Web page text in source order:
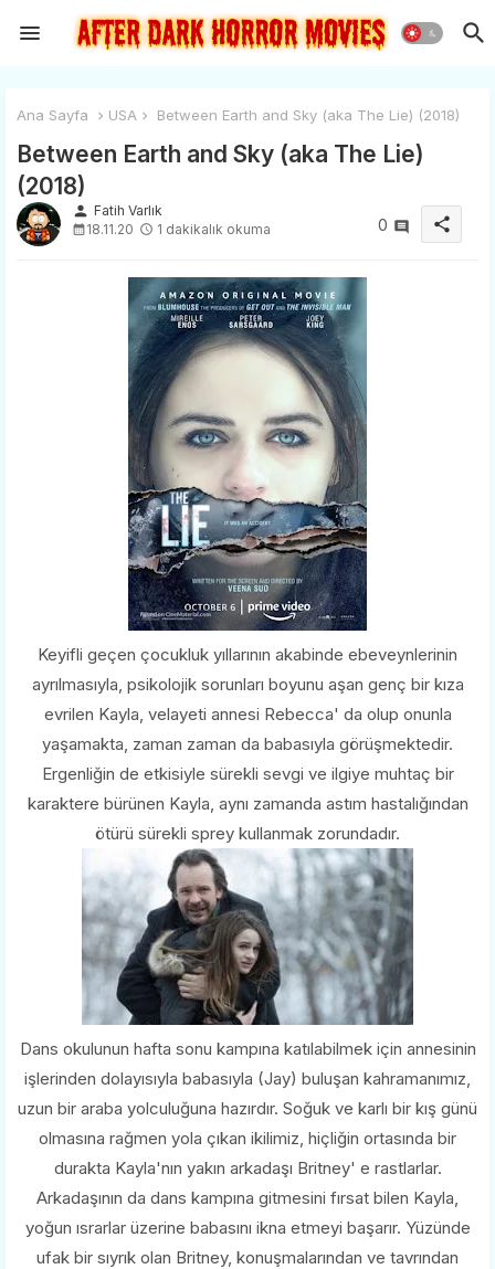
Ana Sayfa USA Between Earth and Sky (aka The Lie) (2018)
Between Earth and Sky (aka The Lie)
(2018)
person Fatih Varlık
18.11.20
1 dakikalık okuma 0 share
Keyifli geçen çocukluk yıllarının akabinde ebeveynlerinin
ayrılmasıyla, psikolojik sorunları boyunu aşan genç bir kıza
evrilen Kayla, velayeti annesi Rebecca' da olup onunla
yaşamakta, zaman zaman da babasıyla görüşmektedir.
Ergenliğin de etkisiyle sürekli sevgi ve ilgiye muhtaç bir
karaktere bürünen Kayla, aynı zamanda astım hastalığından
ötürü sürekli sprey kullanmak zorundadır.
Dans okulunun hafta sonu kampına katılabilmek için annesinin
işlerinden dolayısıyla babasıyla (Jay) buluşan kahramanımız,
uzun bir araba yolculuğuna hazırdır. Soğuk ve karlı bir kış günü
olmasına rağmen yola çıkan ikilimiz, hiçliğin ortasında bir
durakta Kayla'nın yakın arkadaşı Britney' e rastlarlar.
Arkadaşının da dans kampına gitmesini fırsat bilen Kayla,
yoğun ısrarlar üzerine babasını ikna etmeyi başarır. Yüzünde
ufak bir sıyrık olan Britney, konuşmalarından ve tavrından